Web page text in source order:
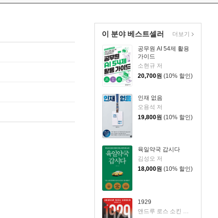
이 분야 베스트셀러
공무원 AI 54제 활용
가이드
소현규 저
20,700원 (10% 할인)
인재 없음
오용석 저
19,800원 (10% 할인)
육일약국 갑시다
김성오 저
18,000원 (10% 할인)
1929
앤드루 로스 소킨 저/조용빈 역/신현호 감수
더보기